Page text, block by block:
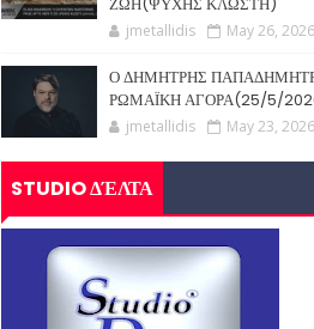
jmetallidis May 26, 2026
Ο ΔΗΜΗΤΡΗΣ
ΡΩΜΑΪΚΗ ΑΓΟΡΑ(25/5/
jmetallidis May 23, 2026
STUDIO ΔΈΛΤΑ